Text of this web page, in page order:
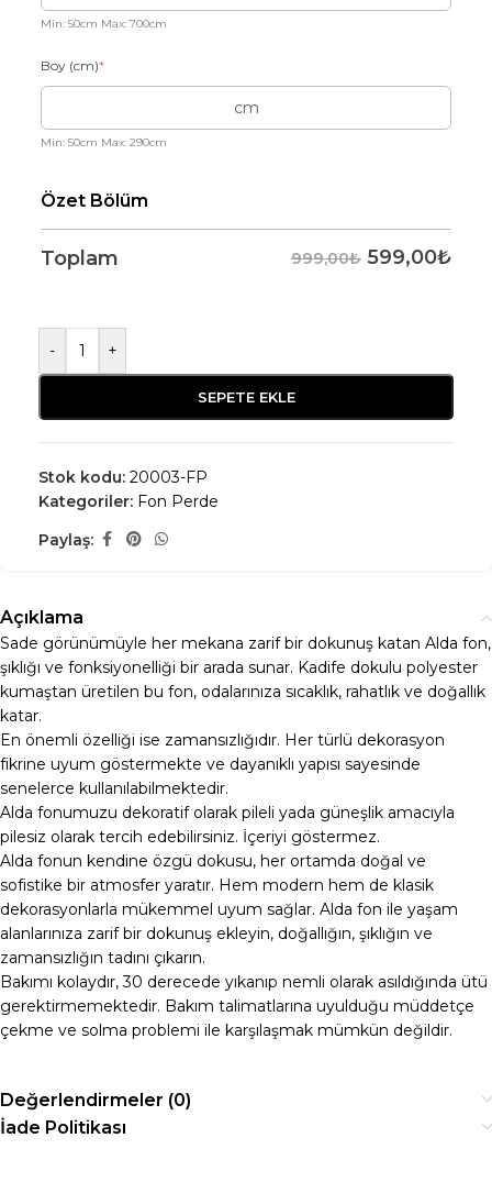
Min: 50cm Max: 700cm
Boy (cm)*
Min: 50cm Max: 290cm
Özet Bölüm
Toplam 999,00₺ 599,00₺
- +
SEPETE EKLE
Stok kodu: 20003-FP
Kategoriler: Fon Perde
Paylaş:
Açıklama
Sade görünümüyle her mekana zarif bir dokunuş katan Alda fon,
şıklığı ve fonksiyonelliği bir arada sunar. Kadife dokulu polyester
kumaştan üretilen bu fon, odalarınıza sıcaklık, rahatlık ve doğallık
katar.
En önemli özelliği ise zamansızlığıdır. Her türlü dekorasyon
fikrine uyum göstermekte ve dayanıklı yapısı sayesinde
senelerce kullanılabilmektedir.
Alda fonumuzu dekoratif olarak pileli yada güneşlik amacıyla
pilesiz olarak tercih edebilirsiniz. İçeriyi göstermez.
Alda fonun kendine özgü dokusu, her ortamda doğal ve
sofistike bir atmosfer yaratır. Hem modern hem de klasik
dekorasyonlarla mükemmel uyum sağlar. Alda fon ile yaşam
alanlarınıza zarif bir dokunuş ekleyin, doğallığın, şıklığın ve
zamansızlığın tadını çıkarın.
Bakımı kolaydır, 30 derecede yıkanıp nemli olarak asıldığında ütü
gerektirmemektedir. Bakım talimatlarına uyulduğu müddetçe
çekme ve solma problemi ile karşılaşmak mümkün değildir.
Değerlendirmeler (0)
İade Politikası